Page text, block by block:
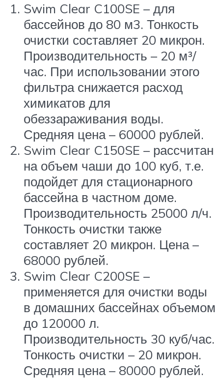
Swim Clear C100SE – для
бассейнов до 80 м3. Тонкость
очистки составляет 20 микрон.
Производительность – 20 м³/
час. При использовании этого
фильтра снижается расход
химикатов для
обеззараживания воды.
Средняя цена – 60000 рублей.
Swim Clear C150SE – рассчитан
на объем чаши до 100 куб, т.е.
подойдет для стационарного
бассейна в частном доме.
Производительность 25000 л/ч.
Тонкость очистки также
составляет 20 микрон. Цена –
68000 рублей.
Swim Clear C200SE –
применяется для очистки воды
в домашних бассейнах объемом
до 120000 л.
Производительность 30 куб/час.
Тонкость очистки – 20 микрон.
Средняя цена – 80000 рублей.